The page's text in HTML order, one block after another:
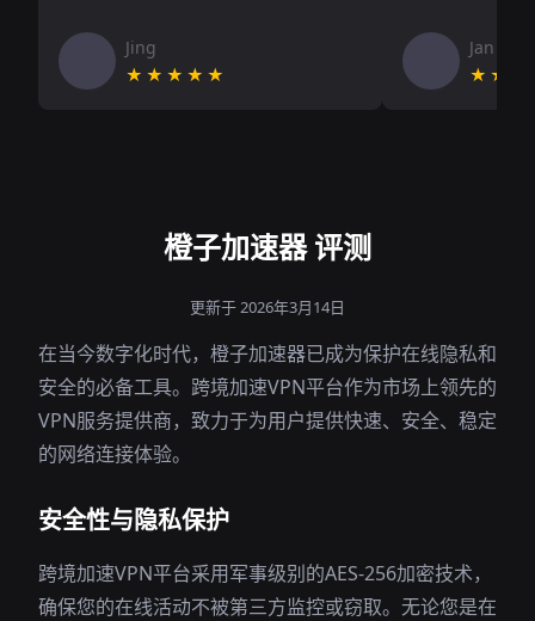
Jing
★★★★★
Jan V
橙子加速器 评测
更新于 2026年3月14日
在当今数字化时代，橙子加速器已成为保护在线隐私和
安全的必备工具。跨境加速VPN平台作为市场上领先的
VPN服务提供商，致力于为用户提供快速、安全、稳定
的网络连接体验。
安全性与隐私保护
跨境加速VPN平台采用军事级别的AES-256加密技术，
确保您的在线活动不被第三方监控或窃取。无论您是在